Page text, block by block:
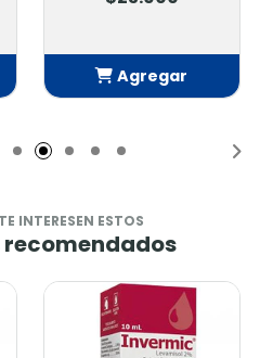
Agregar
INTERESEN ESTOS